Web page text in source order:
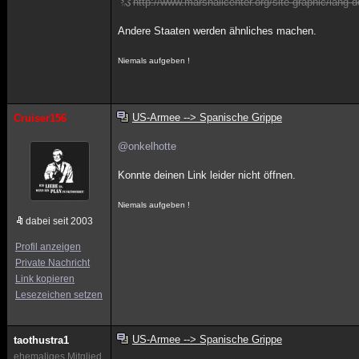
Andere Staaten werden ähnliches machen.
Niemals aufgeben !
Cruiser156
dabei seit 2003
Profil anzeigen
Private Nachricht
Link kopieren
Lesezeichen setzen
US-Armee --> Spanische Grippe
@onkelhotte
Konnte deinen Link leider nicht öffnen.
Niemals aufgeben !
taothustra1
ehemaliges Mitglied
US-Armee --> Spanische Grippe